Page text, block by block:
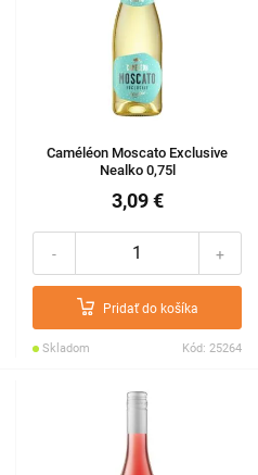
Caméléon Moscato Exclusive
Nealko 0,75l
3,09 €
- +
Pridať do košíka
Skladom Kód: 25264